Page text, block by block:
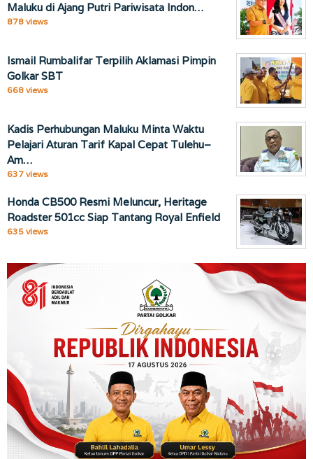
Maluku di Ajang Putri Pariwisata Indon…
878 views
Ismail Rumbalifar Terpilih Aklamasi Pimpin
Golkar SBT
668 views
Kadis Perhubungan Maluku Minta Waktu
Pelajari Aturan Tarif Kapal Cepat Tulehu–
Am…
637 views
Honda CB500 Resmi Meluncur, Heritage
Roadster 501cc Siap Tantang Royal Enfield
635 views